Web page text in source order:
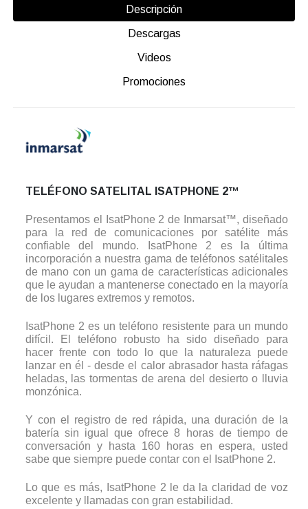
Descripción
Descargas
Videos
Promociones
TELÉFONO SATELITAL ISATPHONE 2™
Presentamos el IsatPhone 2 de Inmarsat™, diseñado
para la red de comunicaciones por satélite más
confiable del mundo. IsatPhone 2 es la última
incorporación a nuestra gama de teléfonos satélitales
de mano con un gama de características adicionales
que le ayudan a mantenerse conectado en la mayoría
de los lugares extremos y remotos.
IsatPhone 2 es un teléfono resistente para un mundo
difícil. El teléfono robusto ha sido diseñado para
hacer frente con todo lo que la naturaleza puede
lanzar en él - desde el calor abrasador hasta ráfagas
heladas, las tormentas de arena del desierto o lluvia
monzónica.
Y con el registro de red rápida, una duración de la
batería sin igual que ofrece 8 horas de tiempo de
conversación y hasta 160 horas en espera, usted
sabe que siempre puede contar con el IsatPhone 2.
Lo que es más, IsatPhone 2 le da la claridad de voz
excelente y llamadas con gran estabilidad.